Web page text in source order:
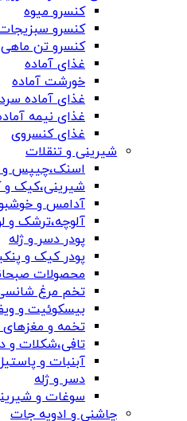
کنسرو میوه
کنسرو
کنسرو تن ماهی
غذای آماده
خورشت آماده
غذای آماده سرد
غذای نیمه
غذای کنسروی
شیرینی و تنقلات
اسنک،چیپس
شیرینی،کیک و
آدامس و
آلوچه،ترشک و
پودر دسر و ژله
پودر کیک و
محصولات
تخم مرغ
بیسکوئیت و
تخمه و مغزهای
تافی،شکلات و
آبنبات و
دسر و ژله
سوغات و
چاشنی و ادویه جات